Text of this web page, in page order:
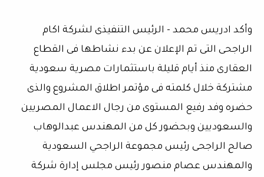
وأكد ادريس محمد - الرئيس التنفيذى لشركة اكام
الراجحى التى تم الإعلان عن بدء نشاطها فى القطاع
العقارى منذ أيام قليلة باستثمارات مصرية سعودية
مشتركة خلال كلمته فى مؤتمر اطلاق المشروع والذى
حضره وفد رفيع المستوى من رجال الاعمال المصريين
والسعوديين وبحضور كل من المهندس عبدالوهاب
صالح الراجحى رئيس مجموعة الراجحي السعودية
والمهندس عصام منصور رئيس مجلس إدارة شركة